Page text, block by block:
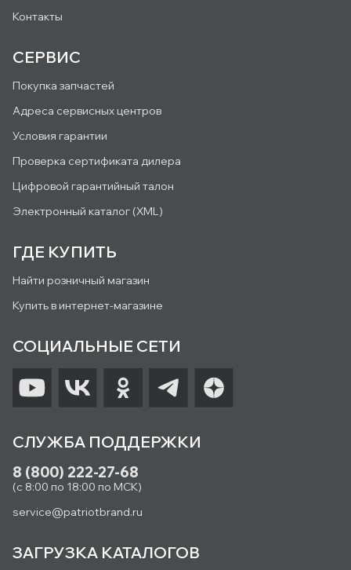
Контакты
СЕРВИС
Покупка запчастей
Адреса сервисных центров
Условия гарантии
Проверка сертификата дилера
Цифровой гарантийный талон
Электронный каталог (XML)
ГДЕ КУПИТЬ
Найти розничный магазин
Купить в интернет-магазине
СОЦИАЛЬНЫЕ СЕТИ
СЛУЖБА ПОДДЕРЖКИ
8 (800) 222-27-68
(с 8:00 по 18:00 по МСК)
service@patriotbrand.ru
ЗАГРУЗКА КАТАЛОГОВ